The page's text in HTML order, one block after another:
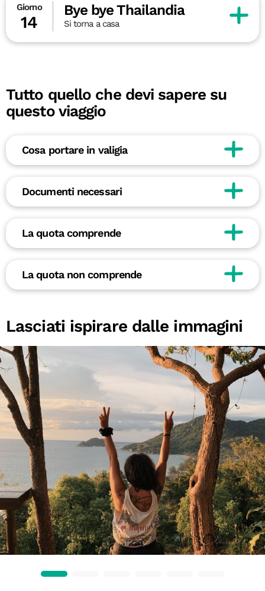
Giorno
14
Bye bye Thailandia
Si torna a casa
Tutto quello che devi sapere su
questo viaggio
Cosa portare in valigia
Documenti necessari
La quota comprende
La quota non comprende
Lasciati ispirare dalle immagini